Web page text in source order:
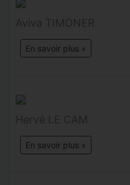
Aviva TIMONER
En savoir plus »
Hervé LE CAM
En savoir plus »